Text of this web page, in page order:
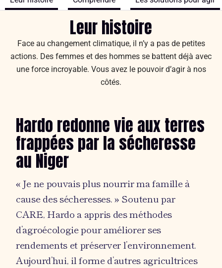
Leur histoire
Face au changement climatique, il n’y a pas de petites
actions. Des femmes et des hommes se battent déjà avec
une force incroyable. Vous avez le pouvoir d’agir à nos
côtés.
Hardo redonne vie aux terres
frappées par la sécheresse
au Niger
« Je ne pouvais plus nourrir ma famille à
cause des sécheresses. » Soutenu par
CARE, Hardo a appris des méthodes
d’agroécologie pour améliorer ses
rendements et préserver l’environnement.
Aujourd’hui, il forme d’autres agricultrices